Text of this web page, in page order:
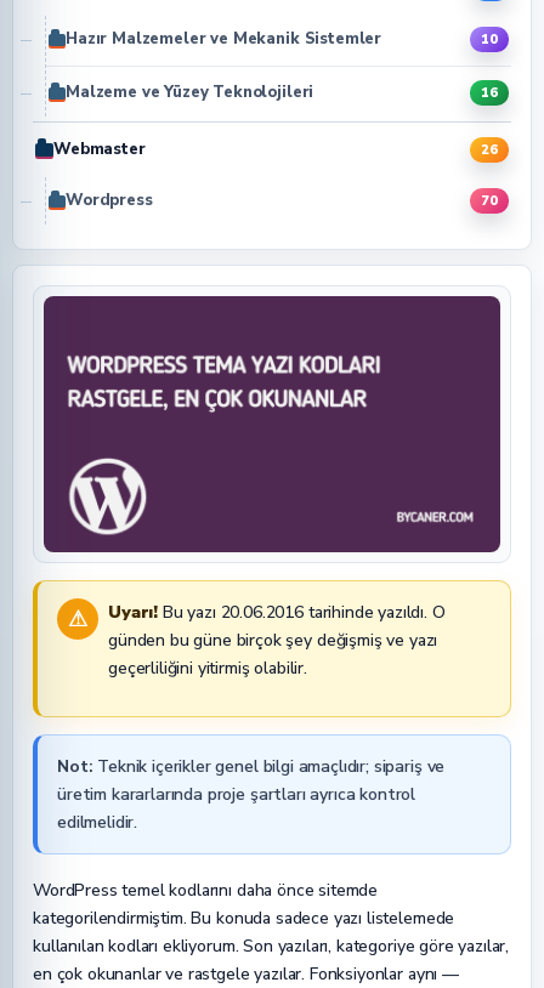
Hazır Malzemeler ve Mekanik Sistemler 10
Malzeme ve Yüzey Teknolojileri 16
Webmaster 26
Wordpress 70
⚠ Uyarı! Bu yazı 20.06.2016 tarihinde yazıldı. O
günden bu güne birçok şey değişmiş ve yazı
geçerliliğini yitirmiş olabilir.
Not: Teknik içerikler genel bilgi amaçlıdır; sipariş ve
üretim kararlarında proje şartları ayrıca kontrol
edilmelidir.
WordPress temel kodlarını daha önce sitemde
kategorilendirmiştim. Bu konuda sadece yazı listelemede
kullanılan kodları ekliyorum. Son yazıları, kategoriye göre yazılar,
en çok okunanlar ve rastgele yazılar. Fonksiyonlar aynı —